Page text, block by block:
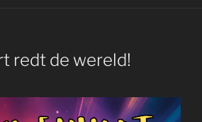
redt de wereld!